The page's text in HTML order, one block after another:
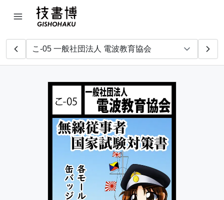
けもみみまほーつかい 秋